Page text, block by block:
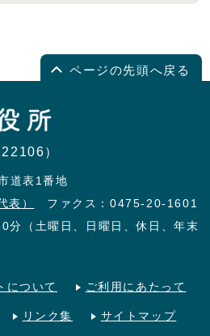
ページの先頭へ戻る
）
道表1番地
表）
ファクス：0475-20-1601
分（土曜日、日曜日、休日、年末
について ご利用にあたって
リンク集 サイトマップ